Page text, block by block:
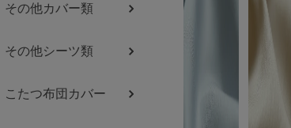
その他カバー類
その他シーツ類
こたつ布団カバー